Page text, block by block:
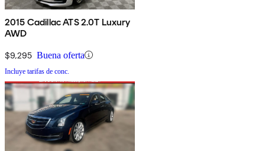
2015 Cadillac ATS 2.0T Luxury
AWD
$9,295 Buena oferta
Incluye tarifas de conc.